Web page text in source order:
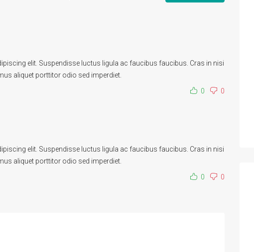
elit. Suspendisse luctus ligula ac faucibus faucibus. Cras in nisi
aliquet porttitor odio sed imperdiet.
0
0
elit. Suspendisse luctus ligula ac faucibus faucibus. Cras in nisi
aliquet porttitor odio sed imperdiet.
0
0